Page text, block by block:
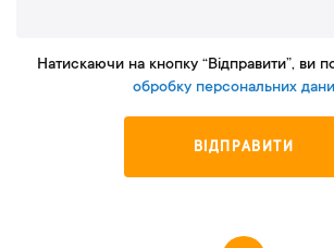
Натискаючи на кнопку “Відправити”, ви
обробку персональних
ВІДПРАВИТИ